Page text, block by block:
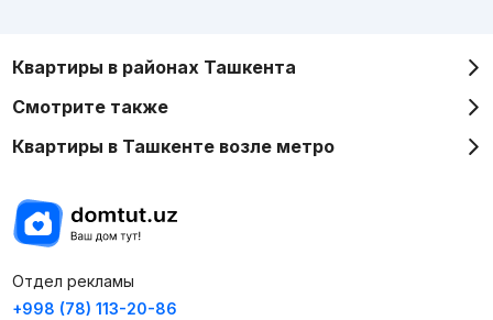
Квартиры в районах Ташкента
Смотрите также
Квартиры в Ташкенте возле метро
Отдел рекламы
+998 (78) 113-20-86